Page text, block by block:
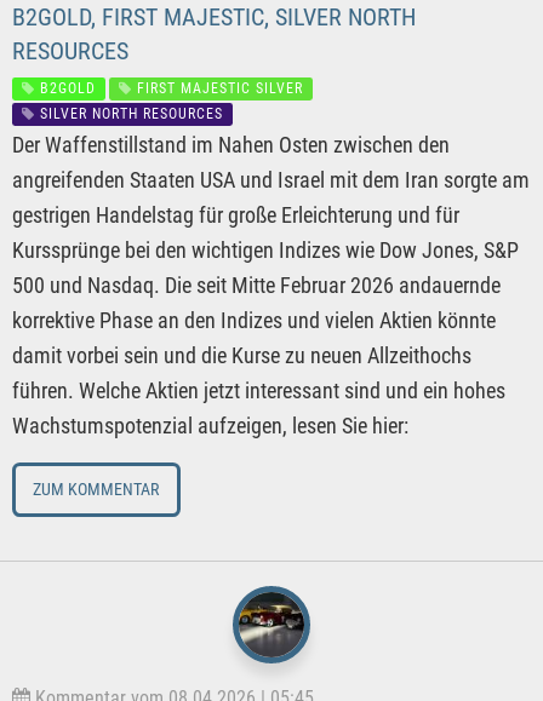
B2GOLD, FIRST MAJESTIC, SILVER NORTH
RESOURCES
B2GOLD
FIRST MAJESTIC SILVER
SILVER NORTH RESOURCES
Der Waffenstillstand im Nahen Osten zwischen den
angreifenden Staaten USA und Israel mit dem Iran sorgte am
gestrigen Handelstag für große Erleichterung und für
Kurssprünge bei den wichtigen Indizes wie Dow Jones, S&P
500 und Nasdaq. Die seit Mitte Februar 2026 andauernde
korrektive Phase an den Indizes und vielen Aktien könnte
damit vorbei sein und die Kurse zu neuen Allzeithochs
führen. Welche Aktien jetzt interessant sind und ein hohes
Wachstumspotenzial aufzeigen, lesen Sie hier:
ZUM KOMMENTAR